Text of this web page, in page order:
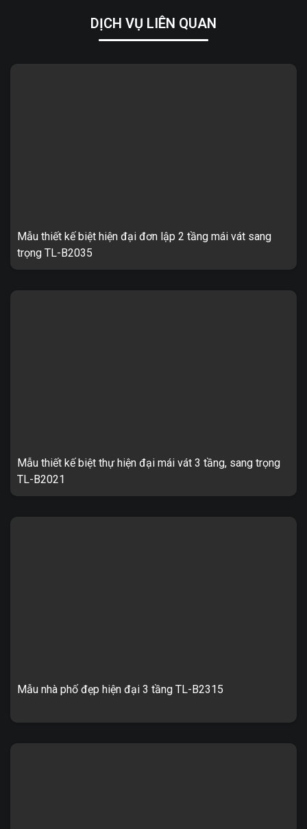
DỊCH VỤ LIÊN QUAN
Mẫu thiết kế biệt hiện đại đơn lập 2 tầng mái vát sang
trọng TL-B2035
Mẫu thiết kế biệt thự hiện đại mái vát 3 tầng, sang trọng
TL-B2021
Mẫu nhà phố đẹp hiện đại 3 tầng TL-B2315